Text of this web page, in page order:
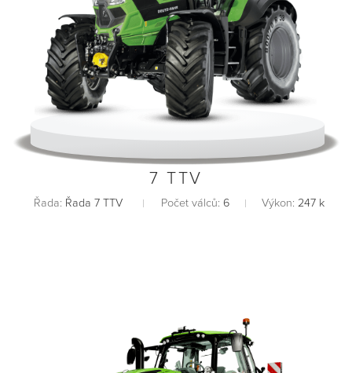
7 TTV
Řada: Řada 7 TTV Počet válců: 6 Výkon: 247 k